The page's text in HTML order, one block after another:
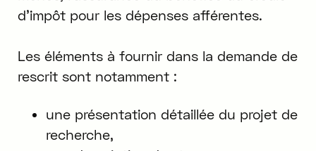
d’impôt pour les dépenses afférentes.
Les éléments à fournir dans la demande de
rescrit sont notamment :
une présentation détaillée du projet de
recherche,